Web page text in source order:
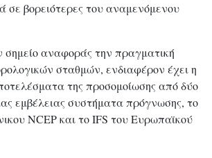
σε βορειότερες του αναμενόμενου
αναφοράς την πραγματική
σταθμών, ενδιαφέρον έχει η
της προσομοίωσης από δύο
εμβέλειας συστήματα πρόγνωσης, το
NCEP και το IFS του Ευρωπαϊκού